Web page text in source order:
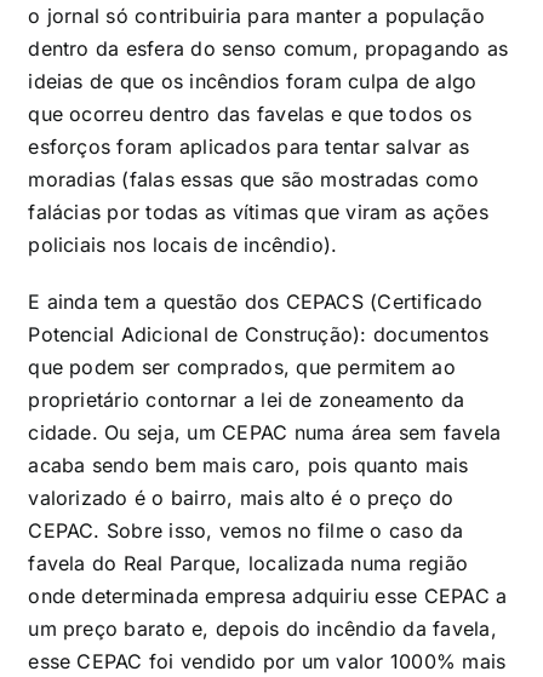
o jornal só contribuiria para manter a população
dentro da esfera do senso comum, propagando as
ideias de que os incêndios foram culpa de algo
que ocorreu dentro das favelas e que todos os
esforços foram aplicados para tentar salvar as
moradias (falas essas que são mostradas como
falácias por todas as vítimas que viram as ações
policiais nos locais de incêndio).
E ainda tem a questão dos CEPACS (Certificado
Potencial Adicional de Construção): documentos
que podem ser comprados, que permitem ao
proprietário contornar a lei de zoneamento da
cidade. Ou seja, um CEPAC numa área sem favela
acaba sendo bem mais caro, pois quanto mais
valorizado é o bairro, mais alto é o preço do
CEPAC. Sobre isso, vemos no filme o caso da
favela do Real Parque, localizada numa região
onde determinada empresa adquiriu esse CEPAC a
um preço barato e, depois do incêndio da favela,
esse CEPAC foi vendido por um valor 1000% mais